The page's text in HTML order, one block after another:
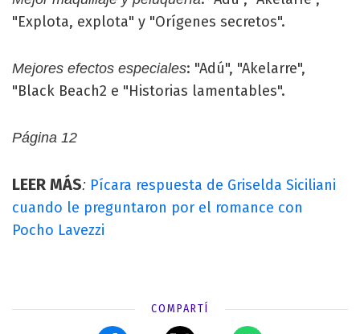
"Explota, explota" y "Orígenes secretos".
Mejores efectos especiales: "Adú", "Akelarre",
"Black Beach2 e "Historias lamentables".
Página 12
LEER MÁS: Pícara respuesta de Griselda Siciliani
cuando le preguntaron por el romance con
Pocho Lavezzi
COMPARTÍ